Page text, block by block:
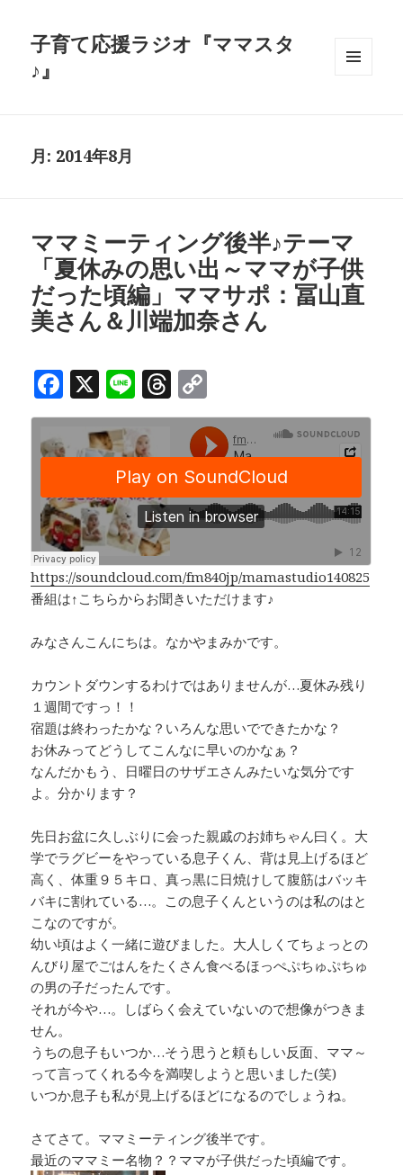
子育て応援ラジオ『ママスタ
♪』
月: 2014年8月
ママミーティング後半♪テーマ
「夏休みの思い出～ママが子供
だった頃編」ママサポ：冨山直
美さん＆川端加奈さん
F
a
c
e
b
o
o
k
X Li
n
e
T
h
e
a
d
s
o
p
y
Li
n
k
https://soundcloud.com/fm840jp/mamastudio140825
番組は↑こちらからお聞きいただけます♪
みなさんこんにちは。なかやまみかです。
カウントダウンするわけではありませんが…夏休み残り
１週間ですっ！！
宿題は終わったかな？いろんな思いでできたかな？
お休みってどうしてこんなに早いのかなぁ？
なんだかもう、日曜日のサザエさんみたいな気分です
よ。分かります？
先日お盆に久しぶりに会った親戚のお姉ちゃん曰く。大
学でラグビーをやっている息子くん、背は見上げるほど
高く、体重９５キロ、真っ黒に日焼けして腹筋はバッキ
バキに割れている…。この息子くんというのは私のはと
こなのですが。
幼い頃はよく一緒に遊びました。大人しくてちょっとの
んびり屋でごはんをたくさん食べるほっぺぷちゅぷちゅ
の男の子だったんです。
それが今や…。しばらく会えていないので想像がつきま
せん。
うちの息子もいつか…そう思うと頼もしい反面、ママ～
って言ってくれる今を満喫しようと思いました(笑)
いつか息子も私が見上げるほどになるのでしょうね。
さてさて。ママミーティング後半です。
最近のママミー名物？？ママが子供だった頃編です。